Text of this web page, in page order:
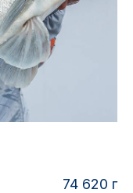
74 620 г